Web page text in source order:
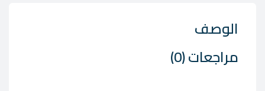
الوصف
مراجعات (0)